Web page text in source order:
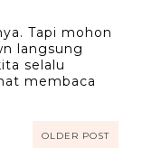
Tapi mohon
langsung
selalu
membaca
OLDER POST